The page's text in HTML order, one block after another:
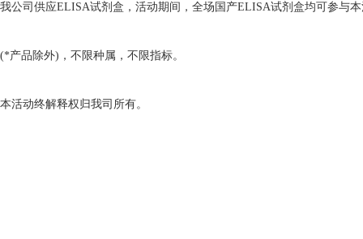
我公司供应ELISA试剂盒，活动期间，全场国产ELISA试剂盒均可参与
(*产品除外)，不限种属，不限指标。
本活动终解释权归我司所有。